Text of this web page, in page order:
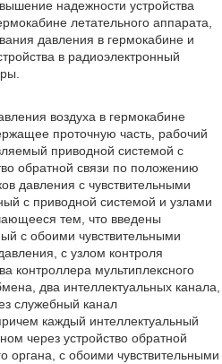
надежности устройства
летательного аппарата,
давления в гермокабине и
в радиоэлектронный
воздуха в гермокабине
проточную часть, рабочий
приводной системой с
обратной связи по положению
давления с чувствительными
с приводной системой и узлами
тем, что введены
с обоими чувствительными
с узлом контроля
контроллера мультиплексного
два интеллектуальных канала,
служебный канал
каждый интеллектуальный
через устройство обратной
органа, с обоими чувствительными